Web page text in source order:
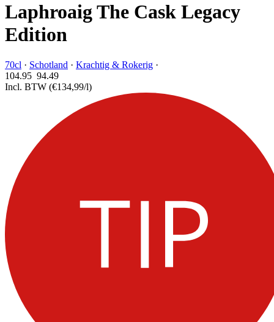
Laphroaig The Cask Legacy
Edition
70cl · Schotland · Krachtig & Rokerig ·
104.95 94.49
Incl. BTW (€134,99/l)